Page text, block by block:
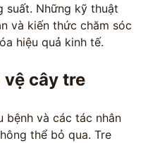
suất. Những kỹ thuật
và kiến thức chăm sóc
hiệu quả kinh tế.
vệ cây tre
bệnh và các tác nhân
thể bỏ qua. Tre